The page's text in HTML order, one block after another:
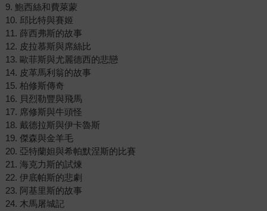
9. 鮑西絲和費萊蒙
10. 邱比特與賽姬
11. 薛西弗斯的故事
12. 皮拉慕斯與席絲比
13. 歐菲斯與尤麗德西的悲戀
14. 皮革馬利翁的故事
15. 柏修斯傳奇
16. 貝烈勒豐與飛馬
17. 席修斯與牛頭怪
18. 戴德拉斯與伊卡魯斯
19. 傑森與金羊毛
20. 亞特蘭妲與希帕默涅斯的比賽
21. 海克力斯的試煉
22. 伊底帕斯的悲劇
23. 阿基里斯的故事
24. 木馬屠城記